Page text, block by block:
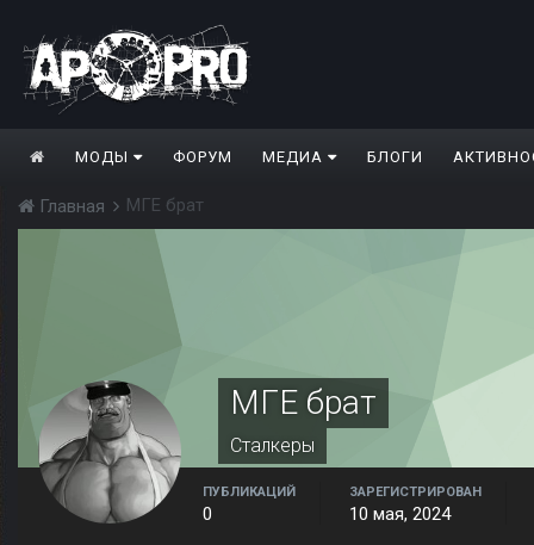
МОДЫ ФОРУМ МЕДИА БЛОГИ
Главная МГЕ брат
МГЕ брат
Сталкеры
ПУБЛИКАЦИЙ
0
ЗАРЕГИСТРИРОВАН
10 мая, 2024